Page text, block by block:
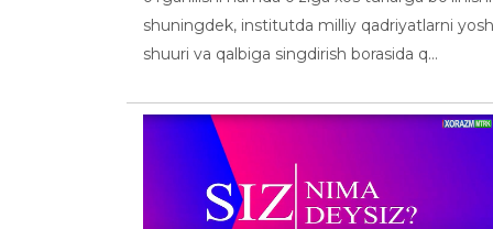
shuningdek, institutda milliy qadriyatlarni
shuuri va qalbiga singdirish borasida q...